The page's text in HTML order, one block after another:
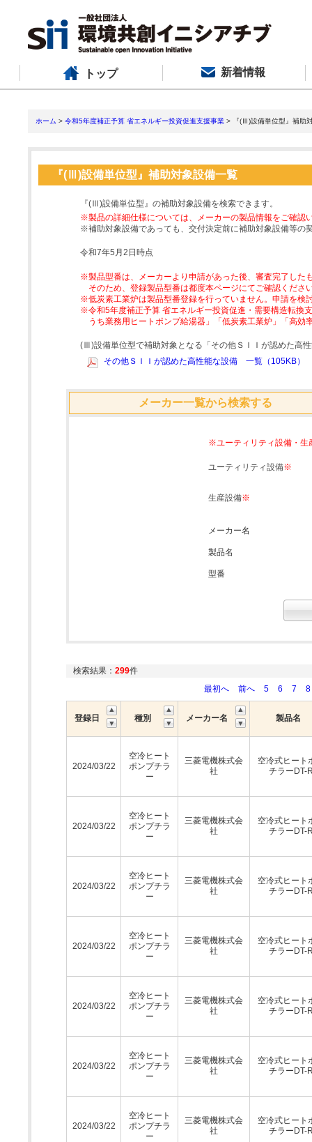
トップ 新着情報
ホーム > 令和5年度補正予算 省エネルギー投資促進支援事業 > 『(Ⅲ)設備単位型』補助
『(Ⅲ)設備単位型』補助対象設備一覧
『(Ⅲ)設備単位型』の補助対象設備を検索できます。
※製品の詳細仕様については、メーカーの製品情報をご確認
※補助対象設備であっても、交付決定前に補助対象設備等の
令和7年5月2日時点
※製品型番は、メーカーより申請があった後、審査完了した
そのため、登録製品型番は都度本ページにてご確認くださ
※低炭素工業炉は製品型番登録を行っていません。申請を検
※令和5年度補正予算 省エネルギー投資促進・需要構造転換
うち業務用ヒートポンプ給湯器」「低炭素工業炉」「高
(Ⅲ)設備単位型で補助対象となる「その他ＳＩＩが認めた高
その他ＳＩＩが認めた高性能な設備 一覧（105KB）
メーカー一覧から検索する
※ユーティリティ設備・生
ユーティリティ設備※
生産設備※
メーカー名
製品名
型番
検索結果： 299件
最初へ
前へ 5 6 7 8
登録日 種別 メーカー名 製品名
2024/03/22
空冷ヒート
ポンプチラ
ー
三菱電機株式会
社
空冷式ヒート
チラーDT-
2024/03/22
空冷ヒート
ポンプチラ
ー
三菱電機株式会
社
空冷式ヒート
チラーDT-
2024/03/22
空冷ヒート
ポンプチラ
ー
三菱電機株式会
社
空冷式ヒート
チラーDT-
2024/03/22
空冷ヒート
ポンプチラ
ー
三菱電機株式会
社
空冷式ヒート
チラーDT-
2024/03/22
空冷ヒート
ポンプチラ
ー
三菱電機株式会
社
空冷式ヒート
チラーDT-
2024/03/22
空冷ヒート
ポンプチラ
ー
三菱電機株式会
社
空冷式ヒート
チラーDT-
2024/03/22
空冷ヒート
ポンプチラ
ー
三菱電機株式会
社
空冷式ヒート
チラーDT-